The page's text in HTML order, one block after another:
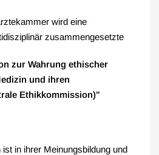
wird eine
zusammengesetzte
zur Wahrung ethischer
und ihren
Ethikkommission)"
in ihrer Meinungsbildung und